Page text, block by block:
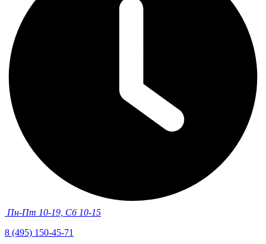
Пн-Пт 10-19, Сб 10-15
8 (495) 150-45-71